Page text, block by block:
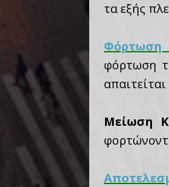
τα εξής
Φόρτωση
φόρτωση
Μείωση